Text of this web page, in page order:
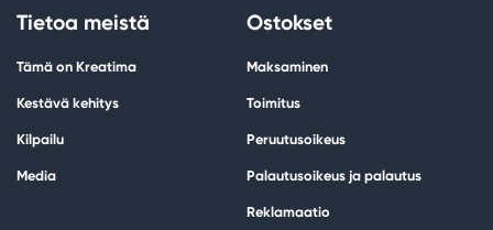
Tietoa meistä
Tämä on Kreatima
Kestävä kehitys
Kilpailu
Media
Ostokset
Maksaminen
Toimitus
Peruutusoikeus
Palautusoikeus ja palautus
Reklamaatio